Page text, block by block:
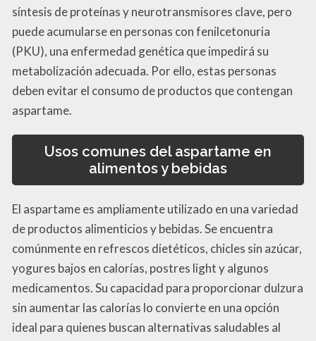
síntesis de proteínas y neurotransmisores clave, pero
puede acumularse en personas con fenilcetonuria
(PKU), una enfermedad genética que impedirá su
metabolización adecuada. Por ello, estas personas
deben evitar el consumo de productos que contengan
aspartame.
Usos comunes del aspartame en
alimentos y bebidas
El aspartame es ampliamente utilizado en una variedad
de productos alimenticios y bebidas. Se encuentra
comúnmente en refrescos dietéticos, chicles sin azúcar,
yogures bajos en calorías, postres light y algunos
medicamentos. Su capacidad para proporcionar dulzura
sin aumentar las calorías lo convierte en una opción
ideal para quienes buscan alternativas saludables al